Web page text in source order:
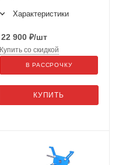
Характеристики
22 900 ₽/шт
КУПИТЬ
Купить со скидкой
В РАССРОЧКУ